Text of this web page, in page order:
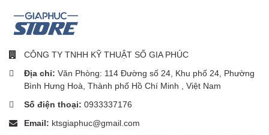
CÔNG TY TNHH KỸ THUẬT SỐ GIA PHÚC
Địa chỉ: Văn Phòng: 114 Đường số 24, Khu phố 24, Phường
Bình Hưng Hoà, Thành phố Hồ Chí Minh , Việt Nam
Số điện thoại: 0933337176
Email: ktsgiaphuc@gmail.com